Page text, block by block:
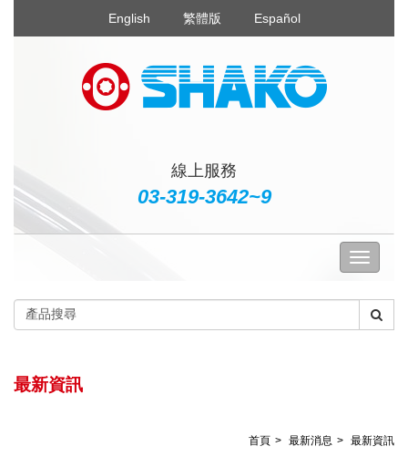
English 繁體版 Español
線上服務
03-319-3642~9
最新資訊
首頁 最新消息 最新資訊